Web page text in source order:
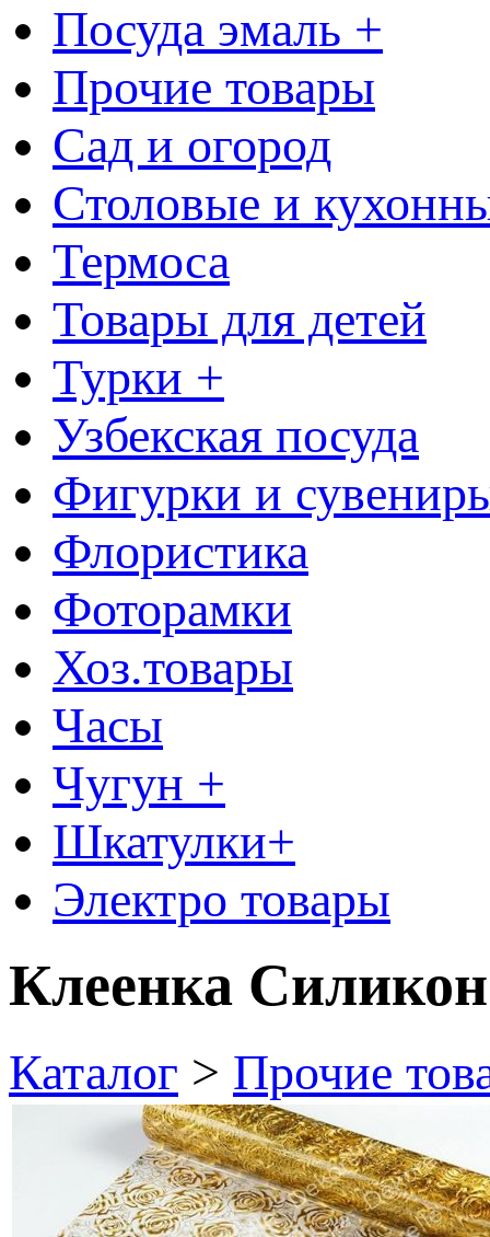
Посуда эмаль +
Прочие товары
Сад и огород
Столовые и
Термоса
Товары для детей
Турки +
Узбекская посуда
Фигурки и
Флористика
Фоторамки
Хоз.товары
Часы
Чугун +
Шкатулки+
Электро товары
Клеенка
Каталог > Прочие